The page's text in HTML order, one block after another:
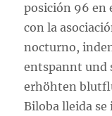
posición 96 en
con la
nocturno,
entspannt und
erhöhten
Biloba lleida